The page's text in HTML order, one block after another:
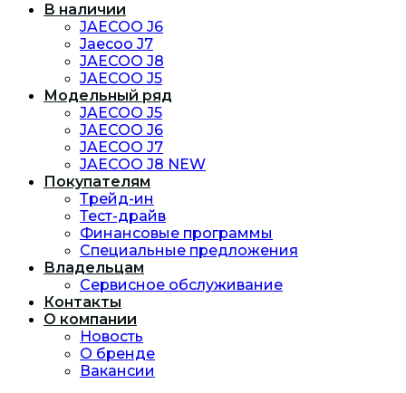
В наличии
JAECOO J6
Jaecoo J7
JAECOO J8
JAECOO J5
Модельный ряд
JAECOO J5
JAECOO J6
JAECOO J7
JAECOO J8 NEW
Покупателям
Трейд-ин
Тест-драйв
Финансовые программы
Специальные предложения
Владельцам
Сервисное обслуживание
Контакты
О компании
Новость
O бренде
Вакансии